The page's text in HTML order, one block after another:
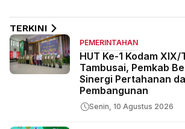
TERKINI
PEMERINTAHAN
HUT Ke-1 Kodam XIX/
Tambusai, Pemkab
Sinergi Pertahanan
Pembangunan
Senin, 10 Agustus 2026